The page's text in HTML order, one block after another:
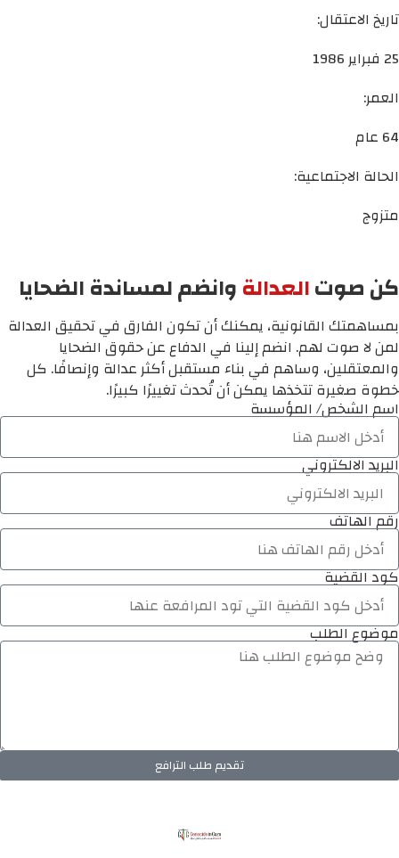
تاريخ الاعتقال:
25 فبراير 1986
العمر:
64 عام
الحالة الاجتماعية:
متزوج
كن صوتالعدالةوانضم لمساندة الضحايا
بمساهمتك القانونية، يمكنك أن تكون الفارق في تحقيق العدالة
لمن لا صوت لهم. انضم إلينا في الدفاع عن حقوق الضحايا
والمعتقلين، وساهم في بناء مستقبل أكثر عدالة وإنصافًا. كل
خطوة صغيرة تتخذها يمكن أن تُحدث تغييرًا كبيرًا.
اسم الشخص/ المؤسسة
البريد الالكتروني
رقم الهاتف
كود القضية
موضوع الطلب
تقديم طلب الترافع